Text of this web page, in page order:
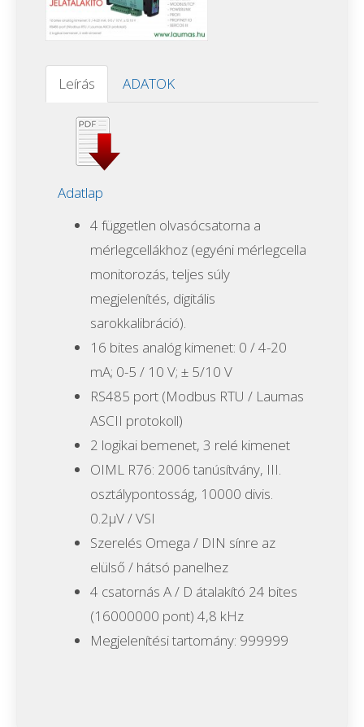
Leírás ADATOK
Adatlap
4 független olvasócsatorna a
mérlegcellákhoz (egyéni mérlegcella
monitorozás, teljes súly
megjelenítés, digitális
sarokkalibráció).
16 bites analóg kimenet: 0 / 4-20
mA; 0-5 / 10 V; ± 5/10 V
RS485 port (Modbus RTU / Laumas
ASCII protokoll)
2 logikai bemenet, 3 relé kimenet
OIML R76: 2006 tanúsítvány, III.
osztálypontosság, 10000 divis.
0.2μV/VSI
Szerelés Omega / DIN sínre az
elülső / hátsó panelhez
4 csatornás A / D átalakító 24 bites
(16000000 pont) 4,8 kHz
Megjelenítési tartomány: 999999